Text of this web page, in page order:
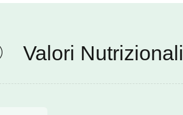
Valori Nutrizionali